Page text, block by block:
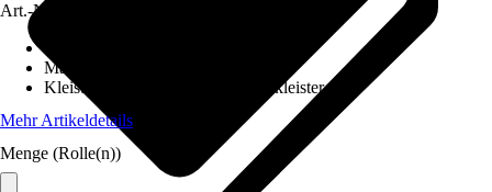
Art.-Nr.
Maße (BxH)
Kleisterempfehlung
Vliestapetenkleister
Mehr Artikeldetails
Menge (Rolle(n))